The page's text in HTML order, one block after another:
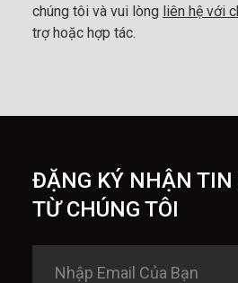
chúng tôi và vui lòng liên hệ với
trợ hoặc hợp tác.
ĐẶNG KÝ NHẬN
TỪ CHÚNG TÔI